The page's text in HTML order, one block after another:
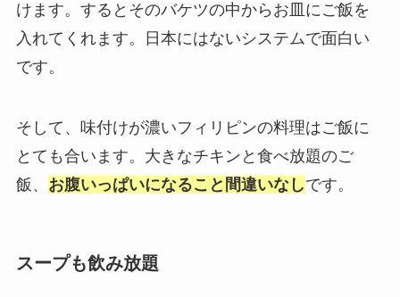
けます。するとそのバケツの中からお皿にご飯を
入れてくれます。日本にはないシステムで面白い
です。
そして、味付けが濃いフィリピンの料理はご飯に
とても合います。大きなチキンと食べ放題のご
飯、 お腹いっぱいになること間違いなしです。
スープも飲み放題